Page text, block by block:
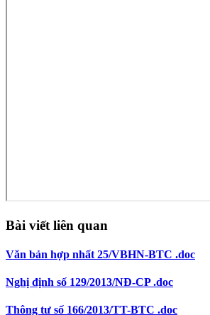
Bài viết liên quan
Văn bản hợp nhất 25/VBHN-BTC .doc
Nghị định số 129/2013/NĐ-CP .doc
Thông tư số 166/2013/TT-BTC .doc